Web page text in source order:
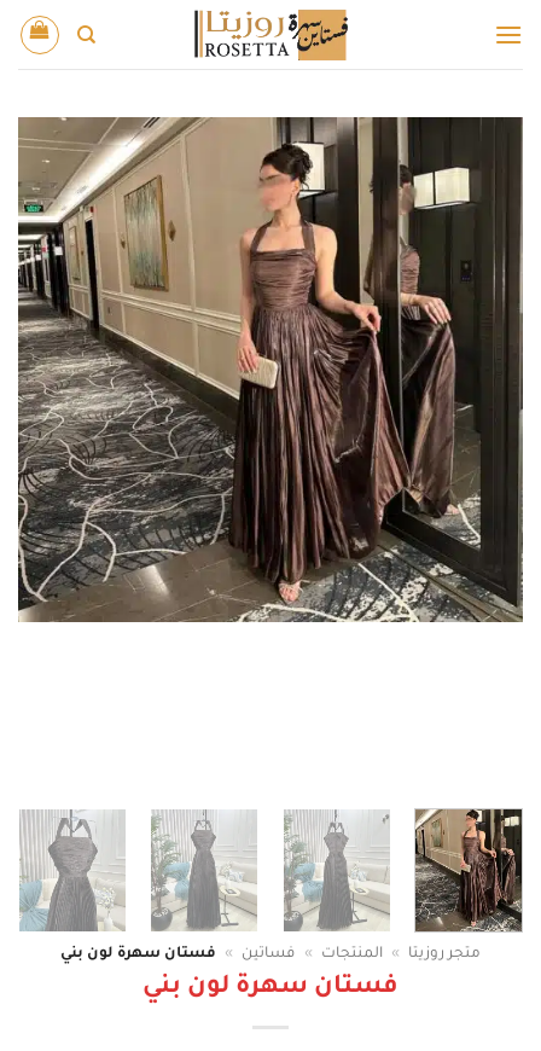
للمحتوى
متجر روزيتا » المنتجات » فساتين » فستان سهرة لون بني
فستان سهرة لون بني